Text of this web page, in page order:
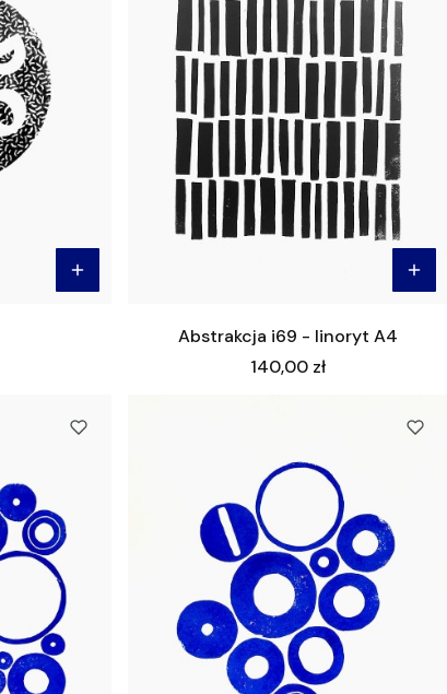
Abstrakcja i69 - linoryt A4
Cena
140,00 zł